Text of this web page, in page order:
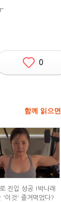
0
함께 읽으면
진입 성공 !박나래
'이것' 즐겨먹었다?